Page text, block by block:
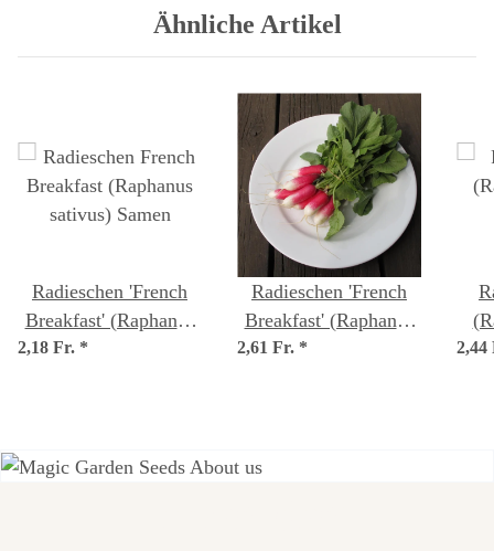
Ähnliche Artikel
Radieschen 'French
Breakfast' (Raphanus
sativus) Samen
2,18 Fr. *
Radieschen 'French
Breakfast' (Raphanus
sativus) Bio Saatgut
2,61 Fr. *